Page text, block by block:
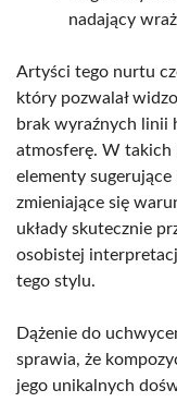
nadający
Artyści tego nurtu
który pozwalał
brak wyraźnych linii
atmosferę. W takich
elementy
zmieniające się
układy skutecznie
osobistej
tego stylu.
Dążenie do
sprawia, że
jego unikalnych